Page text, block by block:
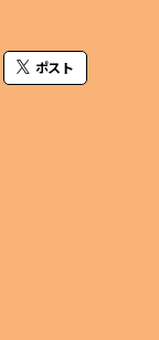
ポスト